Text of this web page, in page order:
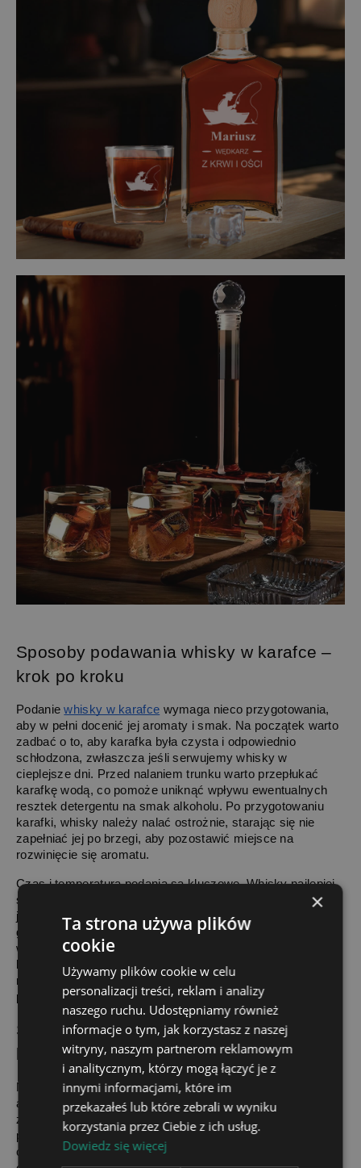
Sposoby podawania whisky w karafce –
krok po kroku
Podanie whisky w karafce wymaga nieco przygotowania,
aby w pełni docenić jej aromaty i smak. Na początek warto
zadbać o to, aby karafka była czysta i odpowiednio
schłodzona, zwłaszcza jeśli serwujemy whisky w
cieplejsze dni. Przed nalaniem trunku warto przepłukać
karafkę wodą, co pomoże uniknąć wpływu ewentualnych
resztek detergentu na smak alkoholu. Po przygotowaniu
karafki, whisky należy nalać ostrożnie, starając się nie
zapełniać jej po brzegi, aby pozostawić miejsce na
rozwinięcie się aromatu.
Czas i temperatura podania są kluczowe. Whisky najlepiej
serwować w temperaturze pokojowej, aby zachować pełnię
jej bukietu. Nalanie whisky do karafki tuż przed przybyciem
gości sprawia, że trunek ma szansę „otworzyć się” i
wydobyć głębsze nuty smakowe. Warto pamiętać, by
karafka nie stała zbyt długo z alkoholem, ponieważ whisky
może stracić na intensywności aromatu, jeśli będzie
pozostawiona na dłużej w naczyniu bez korka.
Sztuka serwowania innych alkoholi w
karafce
Nie tylko whisky może być serwowana w karafce – inne
alkohole, takie jak wino, brandy czy likiery, również mogą
zyskać na elegancji i smaku dzięki odpowiedniemu
podaniu. W przypadku wina często stosuje się dekantację,
czyli przelewanie trunku do karafki w celu odseparowania
×
Ta strona używa plików
cookie
Używamy plików cookie w celu
personalizacji treści, reklam i analizy
naszego ruchu. Udostępniamy również
informacje o tym, jak korzystasz z naszej
witryny, naszym partnerom reklamowym
i analitycznym, którzy mogą łączyć je z
innymi informacjami, które im
przekazałeś lub które zebrali w wyniku
korzystania przez Ciebie z ich usług.
Dowiedz się więcej